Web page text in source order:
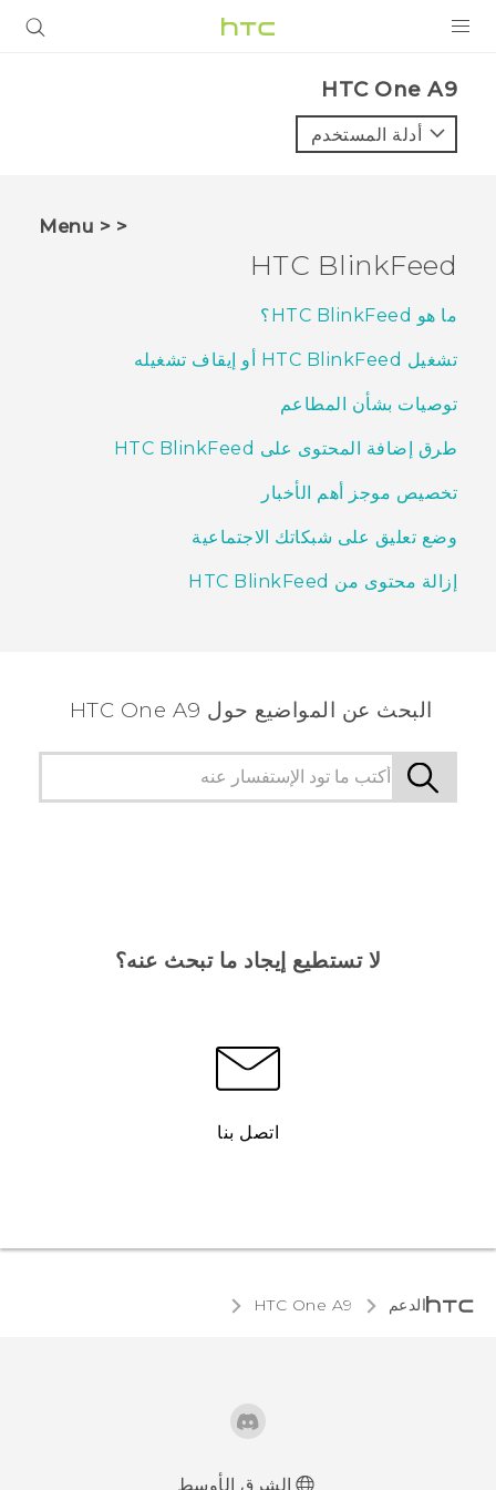
VIVE
VIVERSE
البرامج + التطبيقات
الدعم
أجهزة HTC والملحقات
HTC One A9‎
أدلة المستخدم
< < Menu
HTC BlinkFeed
ما هو HTC BlinkFeed؟
تشغيل HTC BlinkFeed أو إيقاف تشغيله
توصيات بشأن المطاعم
طرق إضافة المحتوى على HTC BlinkFeed
تخصيص موجز أهم الأخبار
وضع تعليق على شبكاتك الاجتماعية
إزالة محتوى من HTC BlinkFeed
البحث عن المواضيع حول HTC One A9
لا تستطيع إيجاد ما تبحث عنه؟
اتصل بنا
الدعم HTC One A9‎
الشرق الأوسط